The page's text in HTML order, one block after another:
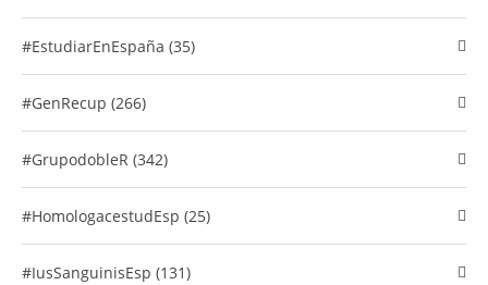
#EstudiarEnEspaña (35)
#GenRecup (266)
#GrupodobleR (342)
#HomologacestudEsp (25)
#IusSanguinisEsp (131)